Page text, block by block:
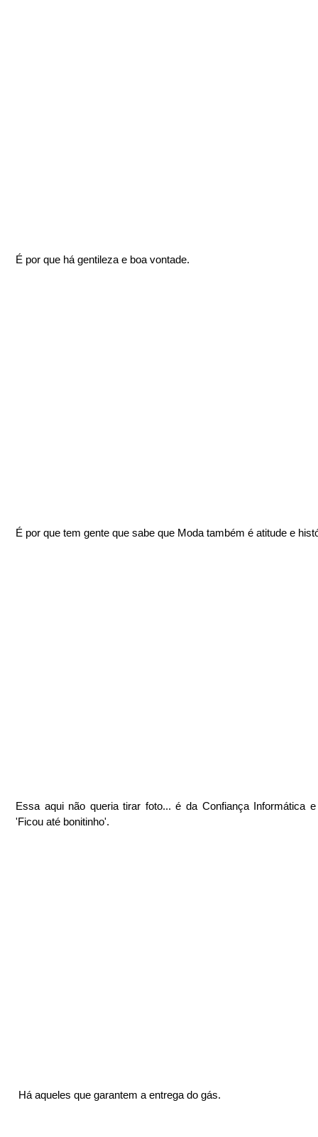
É por que há gentileza e boa vontade.
É por que tem gente que sabe que Moda também é atitude e
Essa aqui não queria tirar foto... é da Confiança Informática
'Ficou até bonitinho'.
Há aqueles que garantem a entrega do gás.